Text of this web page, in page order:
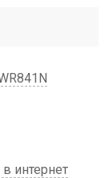
интернет